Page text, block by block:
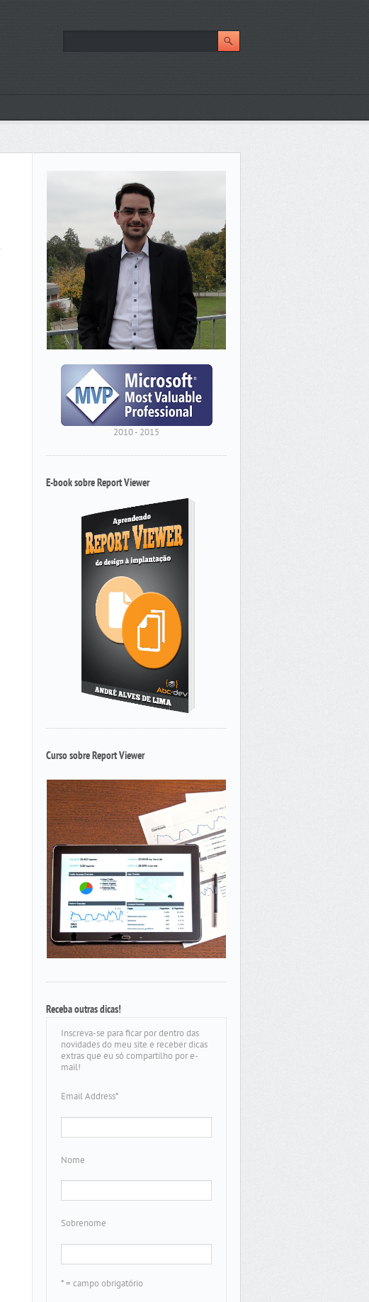
2010 - 2015
E-book sobre Report Viewer
Curso sobre Report Viewer
Receba outras dicas!
Inscreva-se para ficar por dentro das
novidades do meu site e receber dicas
extras que eu só compartilho por e-
mail!
Email Address*
Nome
Sobrenome
* = campo obrigatório